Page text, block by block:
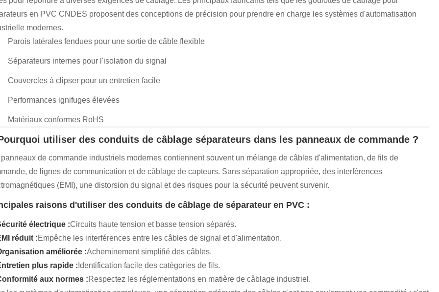
en PVC CNDES proposent des conceptions de précision pour prendre en charge les systèmes d'automatisation
modernes.
Parois latérales fendues pour une sortie de câble flexible
Séparateurs internes pour l'isolation du signal
Couvercles à clipser pour un entretien facile
Performances ignifuges élevées
Matériaux conformes RoHS
utiliser des conduits de câblage séparateurs dans les panneaux de commande ?
de commande industriels modernes contiennent souvent un mélange de câbles d'alimentation, de fils de
de lignes de communication et de câblage de capteurs. Sans séparation appropriée, des interférences
(EMI), une distorsion du signal et des risques pour la sécurité peuvent survenir.
raisons d'utiliser des conduits de câblage de séparateur en PVC :
électrique :Circuits haute tension et basse tension séparés.
réduit :Empêche les interférences entre les câbles de signal et d'alimentation.
améliorée :Acheminement simplifié des câbles.
plus rapide : Identification facile des catégories de fils.
aux normes :Respectez les réglementations en matière de câblage industriel.